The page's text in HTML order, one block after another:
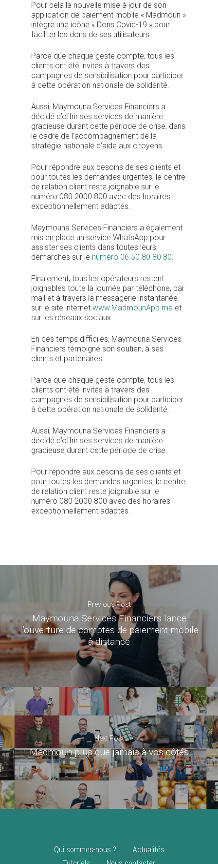
Pour cela la nouvelle mise à jour de son
application de paiement mobile « Madmoun »
intègre une icône « Dons Covid-19 » pour
faciliter les dons de ses utilisateurs.
Parce que chaque geste compte, tous les
clients ont été invités à travers des
campagnes de sensibilisation pour participer
à cette opération nationale de solidarité.
Aussi, Maymouna Services Financiers a
décidé d’offrir ses services de manière
gracieuse durant cette période de crise, dans
le cadre de l’accompagnement de la
stratégie nationale d’aide aux citoyens.
Pour répondre aux besoins de ses clients et
pour toutes les demandes urgentes, le centre
de relation client reste joignable sur le
numéro 080 2000 800 avec des horaires
exceptionnellement adaptés.
Maymouna Services Financiers a également
mis en place un service WhatsApp pour
assister ses clients dans toutes leurs
démarches sur le numéro 06 50 80 80 80.
Finalement, tous les opérateurs restent
joignables toute la journée par téléphone, par
mail et à travers la messagerie instantanée
sur le site internet www.MadmounApp.ma et
sur les réseaux sociaux.
En ces temps difficiles, Maymouna Services
Financiers témoigne son soutien, à ses
clients et partenaires.
Parce que chaque geste compte, tous les
clients ont été invités à travers des
campagnes de sensibilisation pour participer
à cette opération nationale de solidarité.
Aussi, Maymouna Services Financiers a
décidé d’offrir ses services de manière
gracieuse durant cette période de crise.
Pour répondre aux besoins de ses clients et
pour toutes les demandes urgentes, le centre
de relation client reste joignable sur le
numéro 080 2000 800 avec des horaires
exceptionnellement adaptés.
Previous Post
Maymouna Services Financiers lance
l’ouverture de comptes de paiement mobile
à distance
Next Post
Madmoun plus que jamais à vos côtés
Qui sommes-nous ?
Actualités
Je suis un
commerçant
Trouver un
Nouveautés